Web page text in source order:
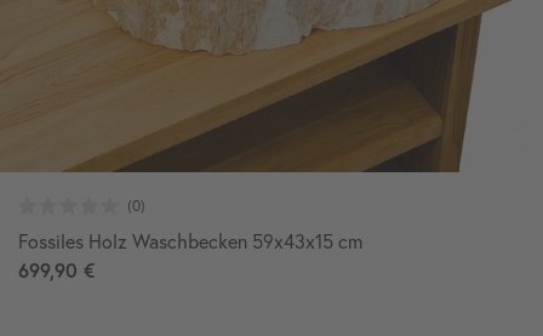
Fossiles Holz Waschbecken 59x43x15 cm
699,90 €